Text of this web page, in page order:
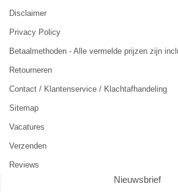
Disclaimer
Privacy Policy
Betaalmethoden - Alle vermelde prijzen zijn
Retourneren
Contact / Klantenservice / Klachtafhandeling
Sitemap
Vacatures
Verzenden
Reviews
Nieuwsbrief